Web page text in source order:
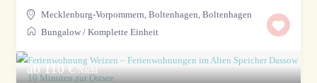
Mecklenburg-Vorpommern, Boltenhagen,Boltenhagen
Bungalow /Komplette Einheit
ab 110 €/Nacht